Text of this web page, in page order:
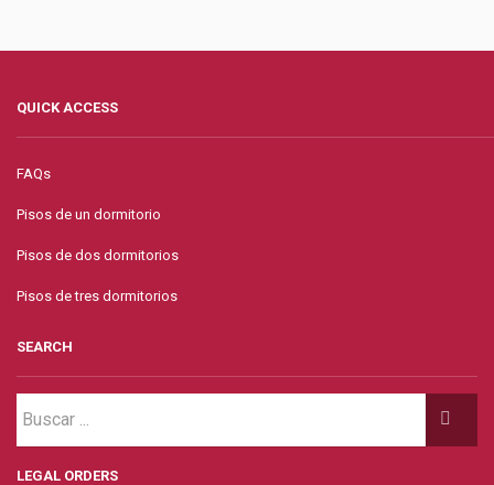
QUICK ACCESS
FAQs
Pisos de un dormitorio
Pisos de dos dormitorios
Pisos de tres dormitorios
SEARCH
LEGAL ORDERS